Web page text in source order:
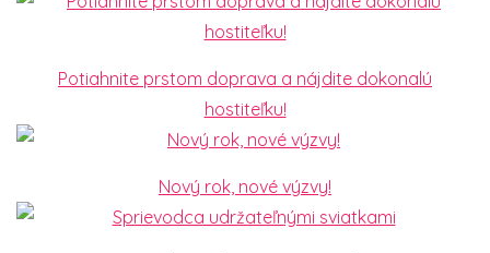
Potiahnite prstom doprava a nájdite dokonalú
hostiteľku!
Nový rok, nové výzvy!